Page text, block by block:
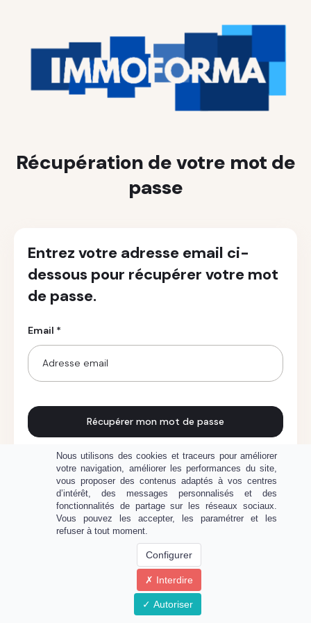
Récupération de votre mot de
passe
Entrez votre adresse email ci-
dessous pour récupérer votre mot
de passe.
Email *
Récupérer mon mot de passe
Connexion ?
Propulsé par
Nous utilisons des cookies et traceurs pour améliorer
votre navigation, améliorer les performances du site,
vous proposer des contenus adaptés à vos centres
d’intérêt, des messages personnalisés et des
fonctionnalités de partage sur les réseaux sociaux.
Vous pouvez les accepter, les paramétrer et les
refuser à tout moment.
Configurer
Interdire
Autoriser